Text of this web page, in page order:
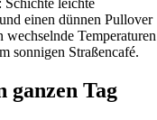
: Schichte leichte
einen dünnen Pullover
Temperaturen
sonnigen Straßencafé.
ganzen Tag